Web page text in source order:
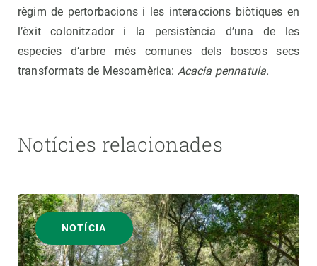
règim de pertorbacions i les interaccions biòtiques en
l’èxit colonitzador i la persistència d’una de les
especies d’arbre més comunes dels boscos secs
transformats de Mesoamèrica: Acacia pennatula.
Notícies relacionades
NOTÍCIA